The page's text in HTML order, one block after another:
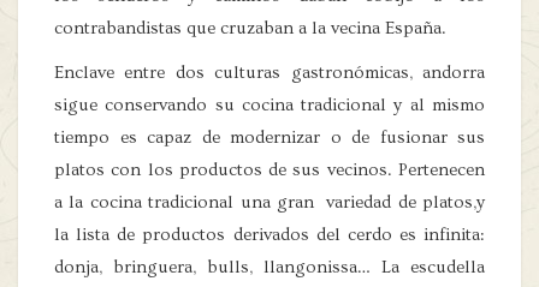
contrabandistas que cruzaban a la vecina España.
Enclave entre dos culturas gastronómicas, andorra
sigue conservando su cocina tradicional y al mismo
tiempo es capaz de modernizar o de fusionar sus
platos con los productos de sus vecinos. Pertenecen
a la cocina tradicional una gran variedad de platos,y
la lista de productos derivados del cerdo es infinita:
donja, bringuera, bulls, llangonissa… La escudella